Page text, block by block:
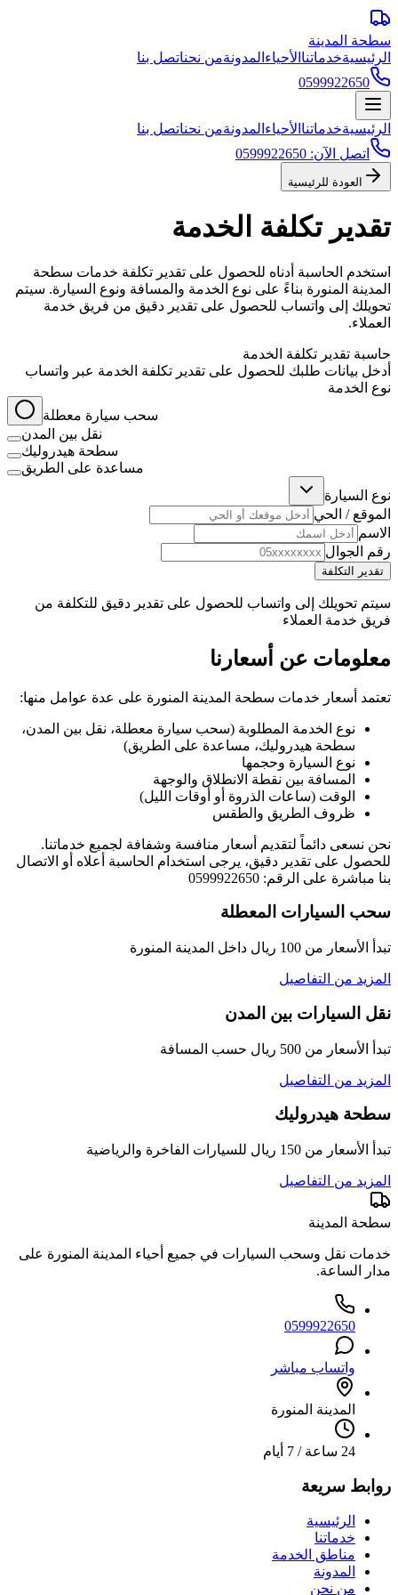
سطحة المدينة
الرئيسيةخدماتنا الأحياء المدونةمن نحناتصل بنا
0599922650
الرئيسيةخدماتنا الأحياء المدونةمن نحناتصل بنا
اتصل الآن: 0599922650
العودة للرئيسية
تقدير تكلفة الخدمة
استخدم الحاسبة أدناه للحصول على تقدير تكلفة خدمات سطحة
المدينة المنورة بناءً على نوع الخدمة والمسافة ونوع السيارة. سيتم
تحويلك إلى واتساب للحصول على تقدير دقيق من فريق خدمة
العملاء.
حاسبة تقدير تكلفة الخدمة
أدخل بيانات طلبك للحصول على تقدير تكلفة الخدمة عبر واتساب
نوع الخدمة
سحب سيارة معطلة
نقل بين المدن
سطحة هيدروليك
مساعدة على الطريق
نوع السيارة
الموقع / الحي
الاسم
رقم الجوال
تقدير التكلفة
سيتم تحويلك إلى واتساب للحصول على تقدير دقيق للتكلفة من
فريق خدمة العملاء
معلومات عن أسعارنا
تعتمد أسعار خدمات سطحة المدينة المنورة على عدة عوامل منها:
نوع الخدمة المطلوبة (سحب سيارة معطلة، نقل بين المدن،
سطحة هيدروليك، مساعدة على الطريق)
نوع السيارة وحجمها
المسافة بين نقطة الانطلاق والوجهة
الوقت (ساعات الذروة أو أوقات الليل)
ظروف الطريق والطقس
نحن نسعى دائماً لتقديم أسعار منافسة وشفافة لجميع خدماتنا.
للحصول على تقدير دقيق، يرجى استخدام الحاسبة أعلاه أو الاتصال
بنا مباشرة على الرقم: 0599922650
سحب السيارات المعطلة
تبدأ الأسعار من 100 ريال داخل المدينة المنورة
المزيد من التفاصيل
نقل السيارات بين المدن
تبدأ الأسعار من 500 ريال حسب المسافة
المزيد من التفاصيل
سطحة هيدروليك
تبدأ الأسعار من 150 ريال للسيارات الفاخرة والرياضية
المزيد من التفاصيل
سطحة المدينة
خدمات نقل وسحب السيارات في جميع أحياء المدينة المنورة على
مدار الساعة.
0599922650
واتساب مباشر
المدينة المنورة
24 ساعة / 7 أيام
روابط سريعة
الرئيسية
خدماتنا
مناطق الخدمة
المدونة
من نحن